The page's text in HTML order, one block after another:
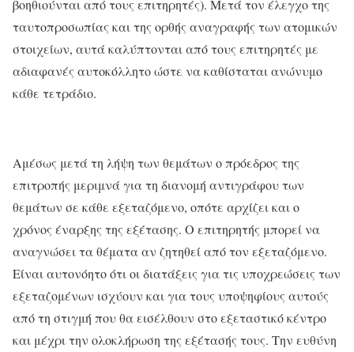
βοηθιούνται από τους επιτηρητές). Μετά τον έλεγχο της
ταυτοπροσωπίας και της ορθής αναγραφής των ατομικών
στοιχείων, αυτά καλύπτονται από τους επιτηρητές με
αδιαφανές αυτοκόλλητο ώστε να καθίσταται ανώνυμο
κάθε τετράδιο.
Αμέσως μετά τη λήψη των θεμάτων ο πρόεδρος της
επιτροπής μεριμνά για τη διανομή αντιγράφου των
θεμάτων σε κάθε εξεταζόμενο, οπότε αρχίζει και ο
χρόνος έναρξης της εξέτασης. Ο επιτηρητής μπορεί να
αναγνώσει τα θέματα αν ζητηθεί από τον εξεταζόμενο.
Είναι αυτονόητο ότι οι διατάξεις για τις υποχρεώσεις των
εξεταζομένων ισχύουν και για τους υποψηφίους αυτούς
από τη στιγμή που θα εισέλθουν στο εξεταστικό κέντρο
και μέχρι την ολοκλήρωση της εξέτασής τους. Την ευθύνη